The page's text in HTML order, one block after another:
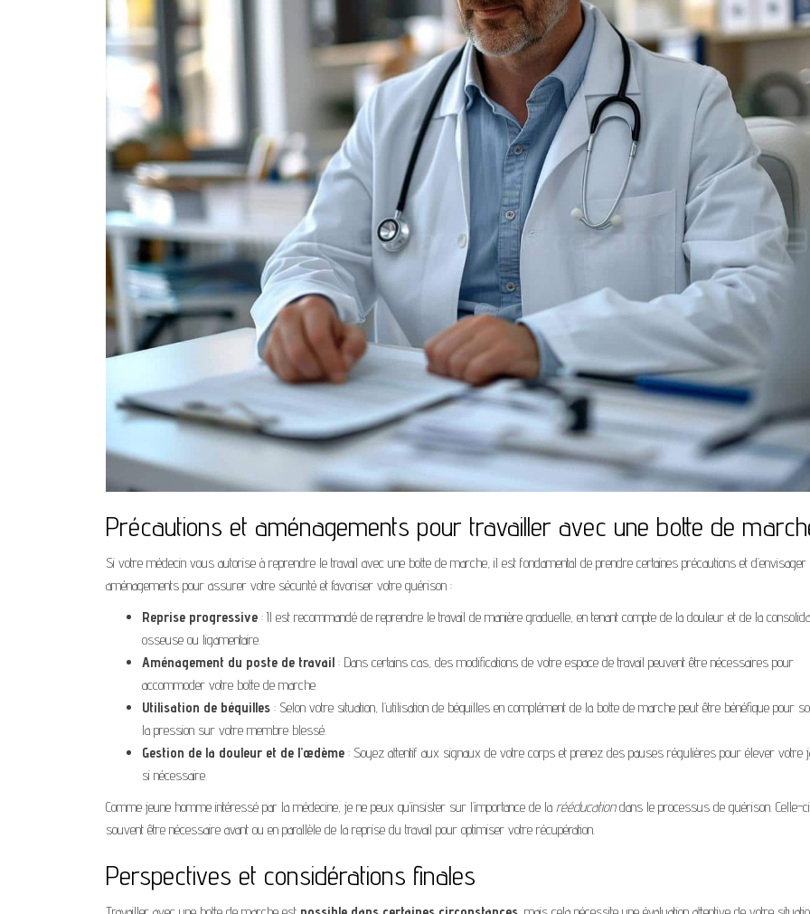
Précautions et aménagements pour travailler avec une botte de
Si votre médecin vous autorise à reprendre le travail avec une botte de marche, il est fondamental de prendre certaines précautions et
aménagements pour assurer votre sécurité et favoriser votre guérison :
Reprise progressive : Il est recommandé de reprendre le travail de manière graduelle, en tenant compte de la douleur et de la
osseuse ou ligamentaire.
Aménagement du poste de travail : Dans certains cas, des modifications de votre espace de travail peuvent être nécessaires pour
accommoder votre botte de marche.
Utilisation de béquilles : Selon votre situation, l’utilisation de béquilles en complément de la botte de marche peut être bénéfique pour
la pression sur votre membre blessé.
Gestion de la douleur et de l’œdème : Soyez attentif aux signaux de votre corps et prenez des pauses régulières pour élever votre
si nécessaire.
Comme jeune homme intéressé par la médecine, je ne peux qu’insister sur l’importance de la rééducationdans le processus de guérison. Celle-
souvent être nécessaire avant ou en parallèle de la reprise du travail pour optimiser votre récupération.
Perspectives et considérations finales